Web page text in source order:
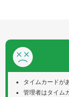
タイムカードが
管理者はタイム